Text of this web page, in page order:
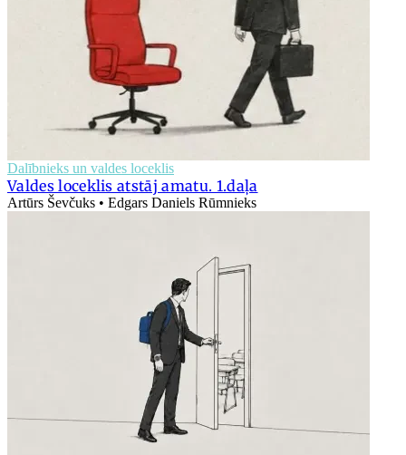
Dalībnieks un valdes loceklis
Valdes loceklis atstāj amatu. 1.daļa
Artūrs Ševčuks • Edgars Daniels Rūmnieks